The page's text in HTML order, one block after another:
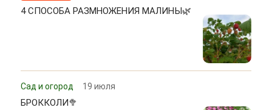
4 СПОСОБА РАЗМНОЖЕНИЯ МАЛИНЫ🌿
Сад и огород 19 июля
БРОККОЛИ🥦